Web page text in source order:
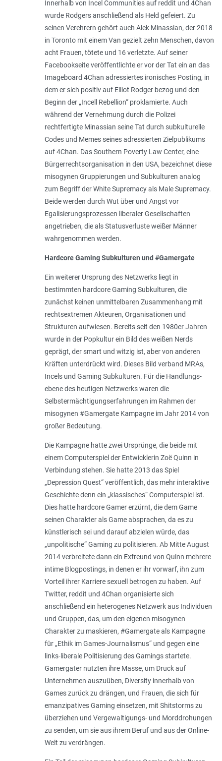
Innerhalb von Incel Communities auf reddit und 4Chan
wurde Rodgers anschließend als Held gefeiert. Zu
seinen Verehrern gehört auch Alek Minassian, der 2018
in Toronto mit einem Van gezielt zehn Menschen, davon
acht Frauen, tötete und 16 verletzte. Auf seiner
Facebookseite veröffentlichte er vor der Tat ein an das
Imageboard 4Chan adressiertes ironisches Posting, in
dem er sich positiv auf Elliot Rodger bezog und den
Beginn der „Incell Rebellion“ proklamierte. Auch
während der Vernehmung durch die Polizei
rechtfertigte Minassian seine Tat durch subkulturelle
Codes und Memes seines adressierten Zielpublikums
auf 4Chan. Das Southern Poverty Law Center, eine
Bürgerrechtsorganisation in den USA, bezeichnet diese
misogynen Gruppierungen und Subkulturen analog
zum Begriff der White Supremacy als Male Supremacy.
Beide werden durch Wut über und Angst vor
Egalisierungsprozessen liberaler Gesellschaften
angetrieben, die als Statusverluste weißer Männer
wahrgenommen werden.
Hardcore Gaming Subkulturen und #Gamergate
Ein weiterer Ursprung des Netzwerks liegt in
bestimmten hardcore Gaming Subkulturen, die
zunächst keinen unmittelbaren Zusammenhang mit
rechtsextremen Akteuren, Organisationen und
Strukturen aufwiesen. Bereits seit den 1980er Jahren
wurde in der Popkultur ein Bild des weißen Nerds
geprägt, der smart und witzig ist, aber von anderen
Kräften unterdrückt wird. Dieses Bild verband MRAs,
Incels und Gaming Subkulturen. Für die Handlungs­
ebene des heutigen Netzwerks waren die
Selbstermächtigungserfahrungen im Rahmen der
misogynen #Gamergate Kampagne im Jahr 2014 von
großer Bedeutung.
Die Kampagne hatte zwei Ursprünge, die beide mit
einem Computerspiel der Entwicklerin Zoë Quinn in
Verbindung stehen. Sie hatte 2013 das Spiel
„Depression Quest“ veröffentlich, das mehr interaktive
Geschichte denn ein „klassisches“ Computerspiel ist.
Dies hatte hardcore Gamer erzürnt, die dem Game
seinen Charakter als Game absprachen, da es zu
künstlerisch sei und darauf abzielen würde, das
„unpolitische“ Gaming zu politisieren. Ab Mitte August
2014 verbreitete dann ein Exfreund von Quinn mehrere
intime Blogpostings, in denen er ihr vorwarf, ihn zum
Vorteil ihrer Karriere sexuell betrogen zu haben. Auf
Twitter, reddit und 4Chan organisierte sich
anschließend ein heterogenes Netzwerk aus Individuen
und Gruppen, das, um den eigenen misogynen
Charakter zu maskieren, #Gamergate als Kampagne
für „Ethik im Games-Journalismus“ und gegen eine
links-liberale Politisierung des Gamings startete.
Gamergater nutzten ihre Masse, um Druck auf
Unternehmen auszuüben, Diversity innerhalb von
Games zurück zu drängen, und Frauen, die sich für
emanzipatives Gaming einsetzen, mit Shitstorms zu
überziehen und Vergewaltigungs- und Morddrohungen
zu senden, um sie aus ihrem Beruf und aus der Online-
Welt zu verdrängen.